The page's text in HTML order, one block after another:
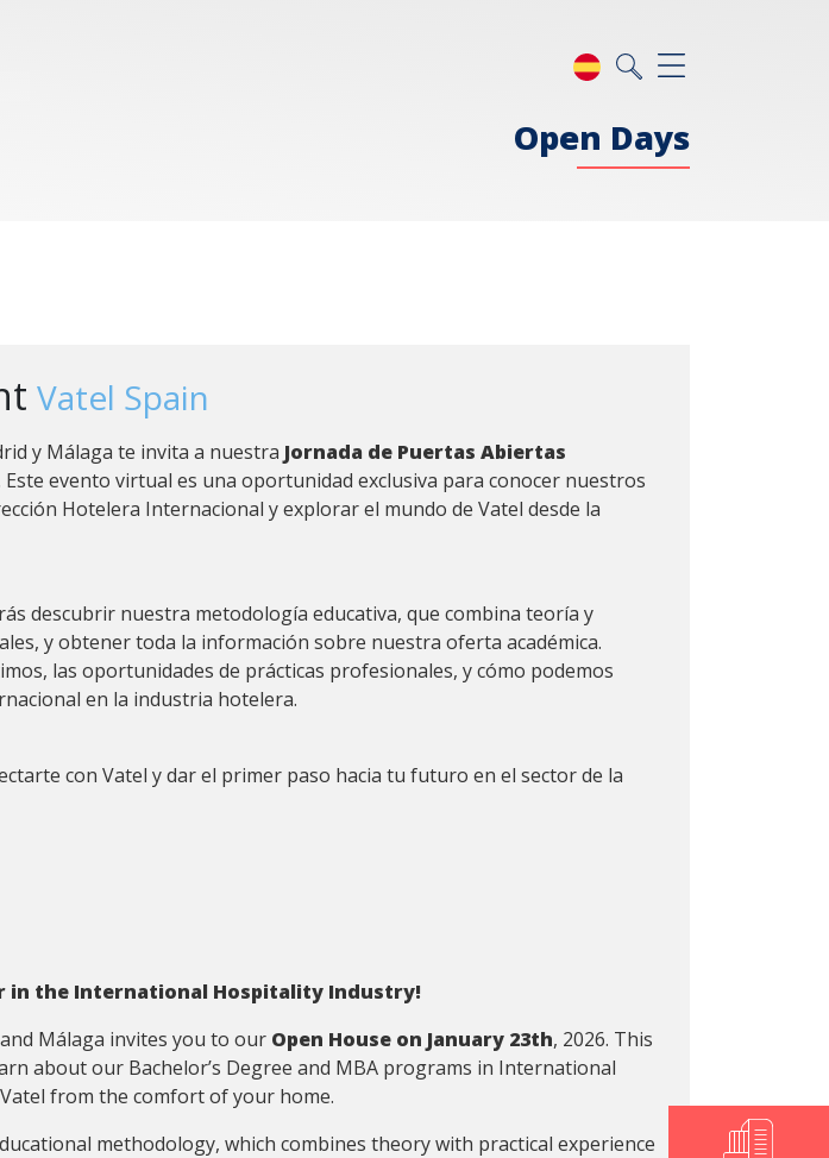
Open Days
Vatel Spain
y Málaga te invita a nuestra Jornada de Puertas Abiertas
Este evento virtual es una oportunidad exclusiva para conocer nuestros
Hotelera Internacional y explorar el mundo de Vatel desde la
descubrir nuestra metodología educativa, que combina teoría y
y obtener toda la información sobre nuestra oferta académica.
las oportunidades de prácticas profesionales, y cómo podemos
en la industria hotelera.
con Vatel y dar el primer paso hacia tu futuro en el sector de la
in the International Hospitality Industry!
Málaga invites you to our Open House on January 23th, 2026. This
about our Bachelor’s Degree and MBA programs in International
from the comfort of your home.
methodology, which combines theory with practical experience